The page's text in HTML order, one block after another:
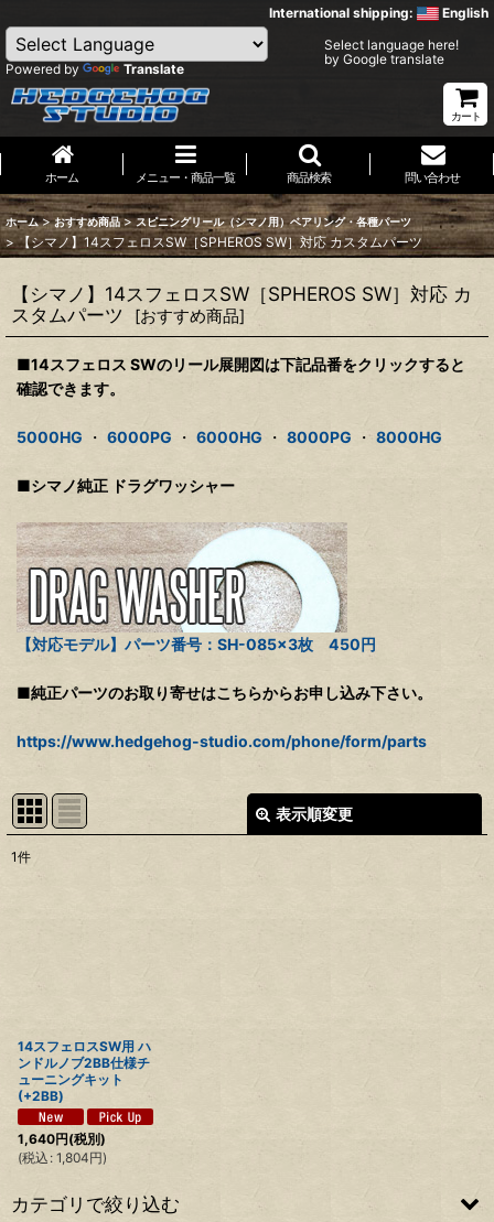
International shipping: English
Powered by Translate
Select language here!
by Google translate
カート
ホーム メニュー・商品一覧 商品検索 問い合わせ
ホーム > おすすめ商品 > スピニングリール（シマノ用）ベアリング・各種パーツ
> 【シマノ】14スフェロスSW［SPHEROS SW］対応 カスタムパーツ
【シマノ】14スフェロスSW［SPHEROS SW］対応 カ
スタムパーツ
[おすすめ商品]
■14スフェロス SWのリール展開図は下記品番をクリックすると
確認できます。
5000HG ・ 6000PG ・ 6000HG ・ 8000PG ・ 8000HG
■シマノ純正 ドラグワッシャー
【対応モデル】パーツ番号：SH-085×3枚 450円
■純正パーツのお取り寄せはこちらからお申し込み下さい。
https://www.hedgehog-studio.com/phone/form/parts
表示順変更
表示数
1件
14スフェロスSW用 ハ
ンドルノブ2BB仕様チ
ューニングキット
(+2BB)
1,640円(税別)
(税込 : 1,804円)
カテゴリで絞り込む